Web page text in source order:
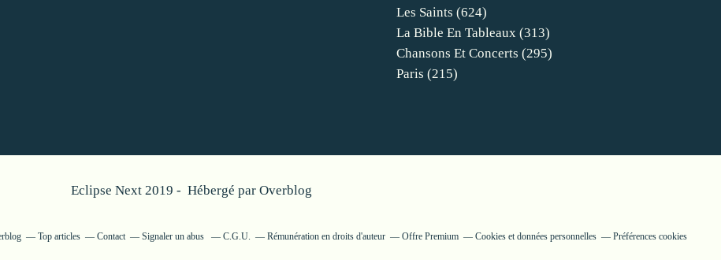
Les Saints (624)
La Bible En Tableaux (313)
Chansons Et Concerts (295)
Paris (215)
Eclipse Next 2019 - Hébergé par Overblog
Top articles Contact Signaler un abus C.G.U. Rémunération en droits d'auteur Offre Premium Cookies et données personnelles Préférences cookies